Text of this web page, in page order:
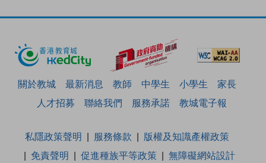
關於教城 最新消息 教師 中學生 小學生
家長
人才招募
聯絡我們 服務承諾 教城電子報
私隱政策聲明 服務條款
版權及知識產權政策
免責聲明
促進種族平等政策 無障礙網站設計